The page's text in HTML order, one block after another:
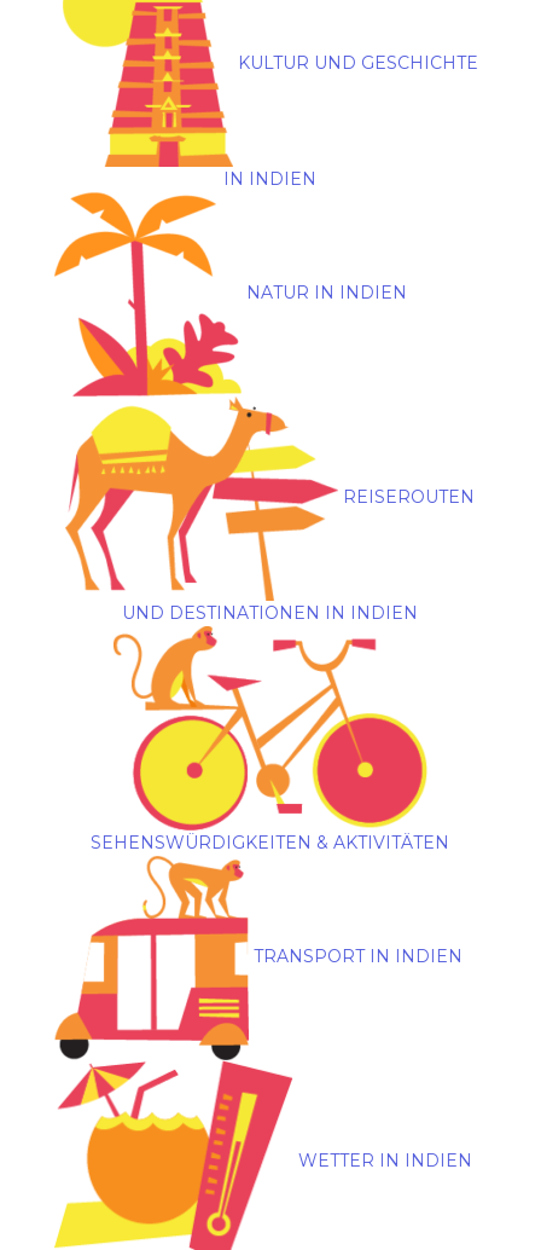
KULTUR UND GESCHICHTE
IN INDIEN
NATUR IN INDIEN
REISEROUTEN
UND DESTINATIONEN IN INDIEN
SEHENSWÜRDIGKEITEN & AKTIVITÄTEN
TRANSPORT IN INDIEN
WETTER IN INDIEN